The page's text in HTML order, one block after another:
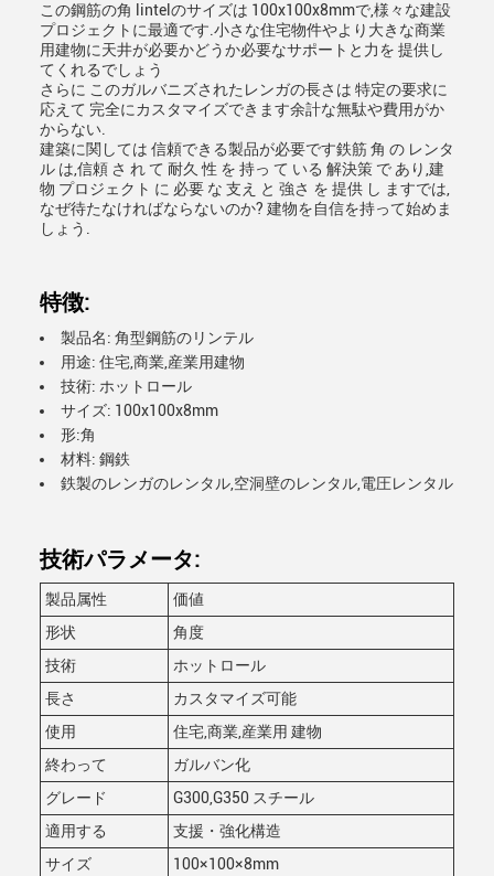
この鋼筋の角 lintelのサイズは 100x100x8mmで,様々な建設
プロジェクトに最適です.小さな住宅物件やより大きな商業
用建物に天井が必要かどうか必要なサポートと力を 提供し
てくれるでしょう
さらに このガルバニズされたレンガの長さは 特定の要求に
応えて 完全にカスタマイズできます余計な無駄や費用がか
からない.
建築に関しては 信頼できる製品が必要です鉄筋 角 の レンタ
ル は,信頼 さ れ て 耐久 性 を 持っ て いる 解決策 で あり,建
物 プロジェクト に 必要 な 支え と 強さ を 提供 し ますでは,
なぜ待たなければならないのか? 建物を自信を持って始めま
しょう.
特徴:
製品名: 角型鋼筋のリンテル
用途: 住宅,商業,産業用建物
技術: ホットロール
サイズ: 100x100x8mm
形:角
材料: 鋼鉄
鉄製のレンガのレンタル,空洞壁のレンタル,電圧レンタル
技術パラメータ:
製品属性
価値
形状
角度
技術
ホットロール
長さ
カスタマイズ可能
使用
住宅,商業,産業用 建物
終わって
ガルバン化
グレード
G300,G350 スチール
適用する
支援・強化構造
サイズ
100×100×8mm